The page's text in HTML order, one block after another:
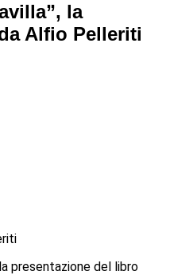
la
Alfio Pelleriti
presentazione del libro